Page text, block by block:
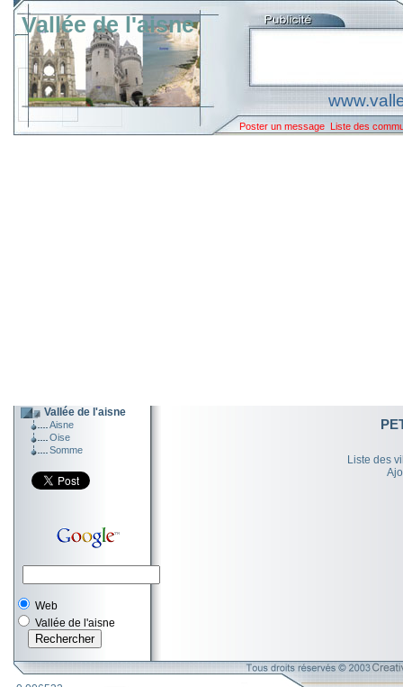
Vallée de l'aisne
Poster un message Liste des
Vallée de l'aisne
Aisne
Oise
Somme
Web
Vallée de l'aisne
Liste des